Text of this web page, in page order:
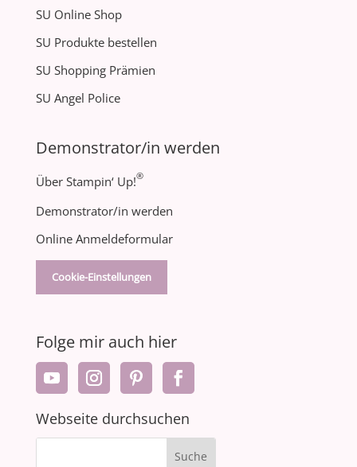
SU Online Shop
SU Produkte bestellen
SU Shopping Prämien
SU Angel Police
Demonstrator/in werden
Über Stampin‘ Up!®
Demonstrator/in werden
Online Anmeldeformular
Cookie-Einstellungen
Folge mir auch hier
Webseite durchsuchen